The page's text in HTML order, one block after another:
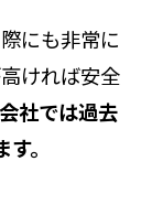
にも非常に
ければ安全
社では過去
。